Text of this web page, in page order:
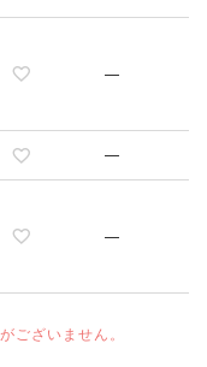
—
—
—
ございません。